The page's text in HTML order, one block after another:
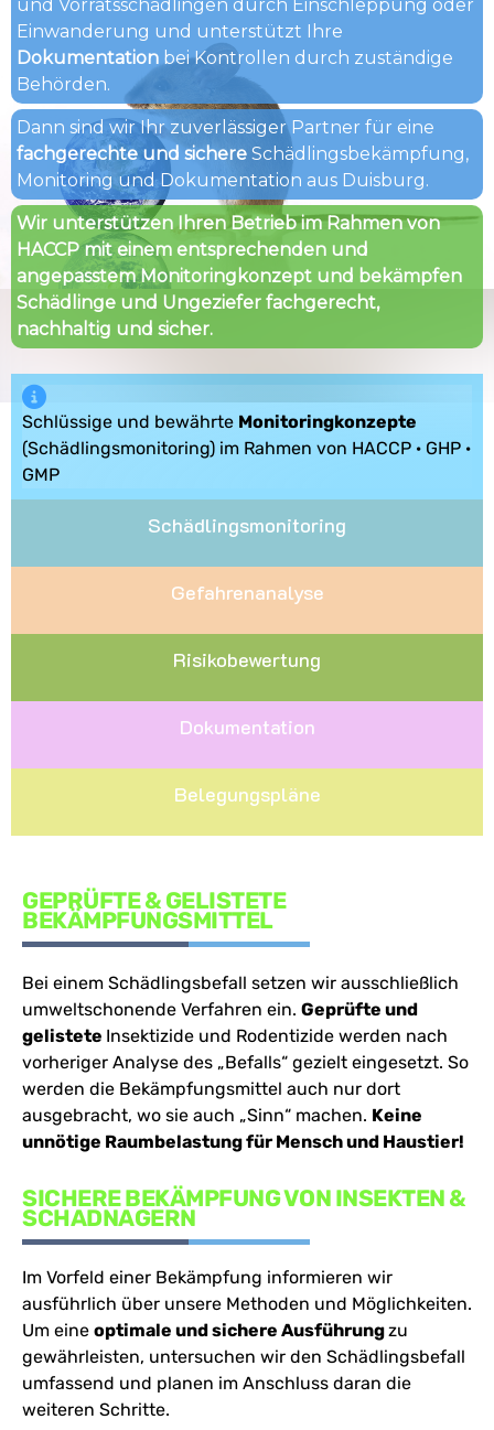
und Vorratsschädlingen durch Einschleppung oder
Einwanderung und unterstützt Ihre
Dokumentation bei Kontrollen durch zuständige
Behörden.
Dann sind wir Ihr zuverlässiger Partner für eine
fachgerechte und sichere Schädlingsbekämpfung,
Monitoring und Dokumentation aus Duisburg.
Wir unterstützen Ihren Betrieb im Rahmen von
HACCP mit einem entsprechenden und
angepasstem Monitoringkonzept und bekämpfen
Schädlinge und Ungeziefer fachgerecht,
nachhaltig und sicher.
Schlüssige und bewährte Monitoringkonzepte
(Schädlingsmonitoring) im Rahmen von HACCP · GHP ·
GMP
Schädlingsmonitoring
Gefahrenanalyse
Risikobewertung
Dokumentation
Belegungspläne
GEPRÜFTE & GELISTETE
BEKÄMPFUNGSMITTEL
Bei einem Schädlingsbefall setzen wir ausschließlich
umweltschonende Verfahren ein. Geprüfte und
gelistete Insektizide und Rodentizide werden nach
vorheriger Analyse des „Befalls“ gezielt eingesetzt. So
werden die Bekämpfungsmittel auch nur dort
ausgebracht, wo sie auch „Sinn“ machen. Keine
unnötige Raumbelastung für Mensch und Haustier!
SICHERE BEKÄMPFUNG VON INSEKTEN &
SCHADNAGERN
Im Vorfeld einer Bekämpfung informieren wir
ausführlich über unsere Methoden und Möglichkeiten.
Um eine optimale und sichere Ausführungzu
gewährleisten, untersuchen wir den Schädlingsbefall
umfassend und planen im Anschluss daran die
weiteren Schritte.